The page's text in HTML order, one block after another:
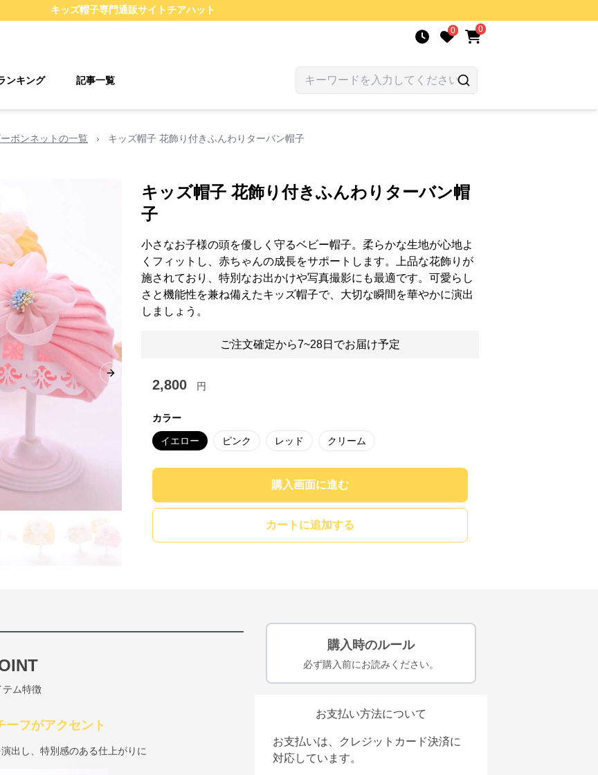
キッズ帽子専門通販サイトチアハット
0 0
ンキング 記事一覧
ボンネットの一覧 › キッズ帽子 花飾り付きふんわりターバン帽子
Next slide
キッズ帽子 花飾り付きふんわりターバン帽
子
小さなお子様の頭を優しく守るベビー帽子。柔らかな生地が心地よ
くフィットし、赤ちゃんの成長をサポートします。上品な花飾りが
施されており、特別なお出かけや写真撮影にも最適です。可愛らし
さと機能性を兼ね備えたキッズ帽子で、大切な瞬間を華やかに演出
しましょう。
ご注文確定から7~28日でお届け予定
2,800 円
カラー
イエロー ピンク レッド クリーム
購入画面に進む
カートに追加する
テム特徴
ーフがアクセント
出し、特別感のある仕上がりに
購入時のルール
必ず購入前にお読みください。
お支払い方法について
お支払いは、クレジットカード決済に
対応しています。